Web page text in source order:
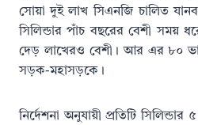
সোয়া দুই লাখ সিএনজি চালিত
সিলিন্ডার পাঁচ বছরের বেশী সময়
দেড় লাখেরও বেশী। আর এর ৮০
সড়ক-মহাসড়কে।
নির্দেশনা অনুযায়ী প্রতিটি